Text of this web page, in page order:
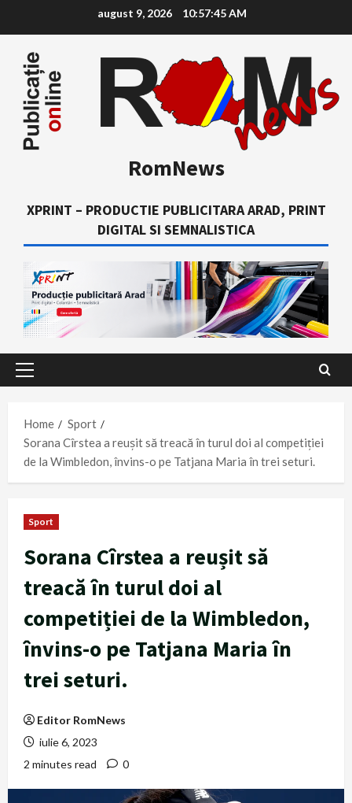
content
august 9, 2026 10:57:46 AM
RomNews
XPRINT – PRODUCTIE PUBLICITARA ARAD, PRINT
DIGITAL SI SEMNALISTICA
Primary
Home
Sport
Sorana Cîrstea a reușit să treacă în turul doi al competiției
de la Wimbledon, învins-o pe Tatjana Maria în trei seturi.
Sport
Sorana Cîrstea a reușit să
treacă în turul doi al
competiției de la Wimbledon,
învins-o pe Tatjana Maria în
trei seturi.
Editor RomNews
iulie 6, 2023
2 minutes read
0